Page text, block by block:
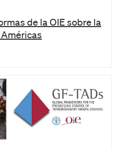
de la OIE sobre la